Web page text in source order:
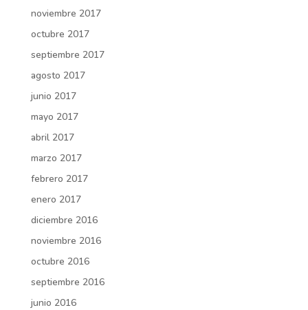
noviembre 2017
octubre 2017
septiembre 2017
agosto 2017
junio 2017
mayo 2017
abril 2017
marzo 2017
febrero 2017
enero 2017
diciembre 2016
noviembre 2016
octubre 2016
septiembre 2016
junio 2016